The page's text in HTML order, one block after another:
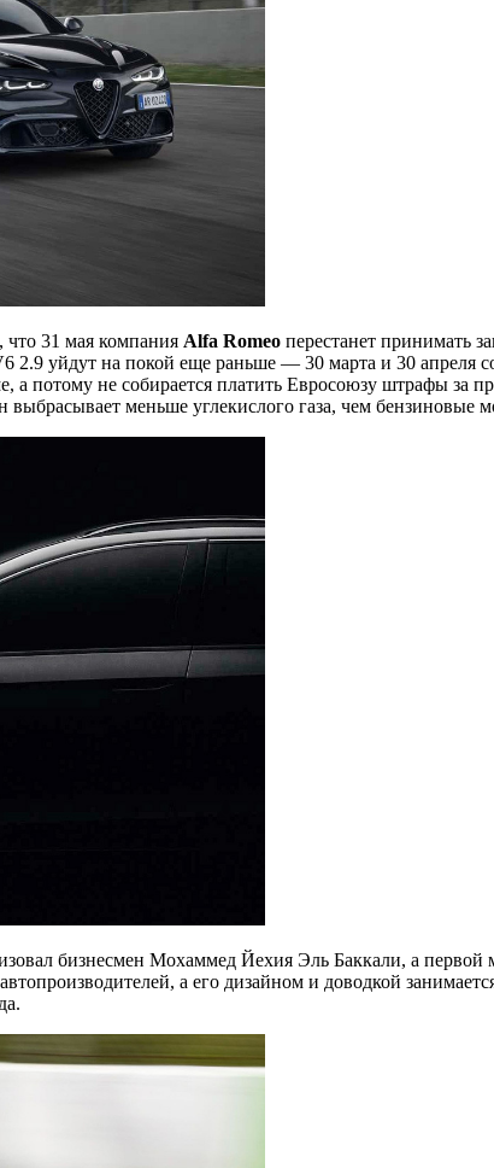
что 31 мая компания Alfa Romeo перестанет принимать
уйдут на покой еще раньше — 30 марта и 30 апреля
а потому не собирается платить Евросоюзу штрафы
меньше углекислого газа, чем бензиновые
бизнесмен Мохаммед Йехия Эль Баккали, а первой
а его дизайном и доводкой